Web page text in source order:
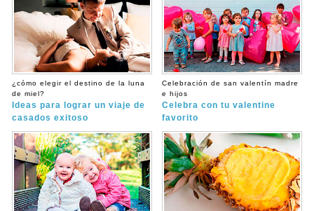
¿cómo elegir el destino de la luna
de miel?
Ideas para lograr un viaje de
casados exitoso
Celebración de san valentín madre
e hijos
Celebra con tu valentine
favorito